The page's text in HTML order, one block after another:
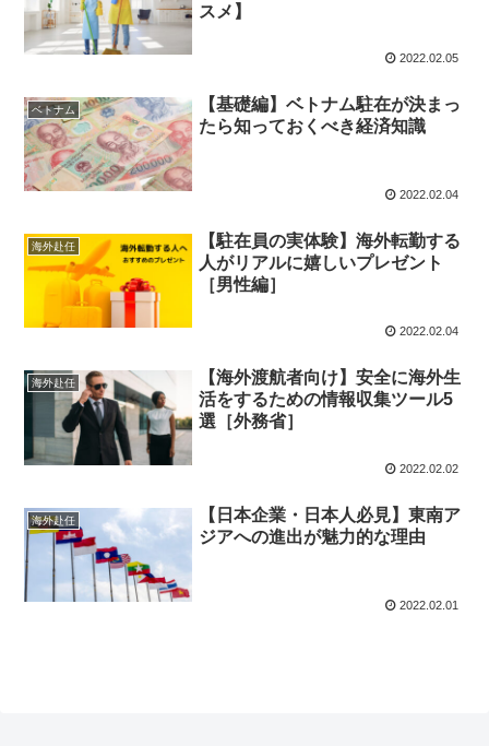
スメ】
2022.02.05
ベトナム
【基礎編】ベトナム駐在が決まっ
たら知っておくべき経済知識
2022.02.04
海外赴任
【駐在員の実体験】海外転勤する
人がリアルに嬉しいプレゼント
［男性編］
2022.02.04
海外赴任
【海外渡航者向け】安全に海外生
活をするための情報収集ツール5
選［外務省］
2022.02.02
海外赴任
【日本企業・日本人必見】東南ア
ジアへの進出が魅力的な理由
2022.02.01